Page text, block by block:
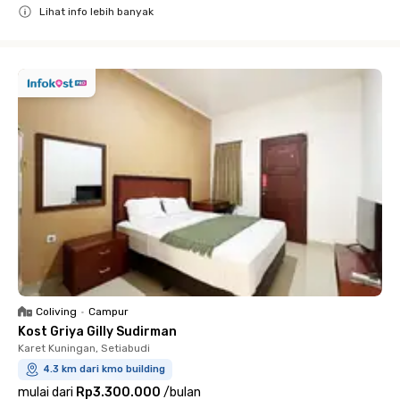
Lihat info lebih banyak
Coliving • Campur
Kost Griya Gilly Sudirman
Karet Kuningan, Setiabudi
4.3 km dari kmo building
mulai dari Rp3.300.000 /bulan